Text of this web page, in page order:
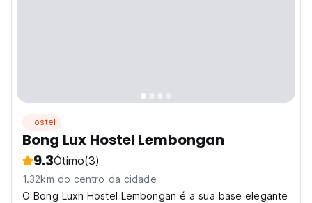
Hostel
Bong Lux Hostel Lembongan
9.3Ótimo(3)
1.32km do centro da cidade
O Bong Luxh Hostel Lembongan é a sua base elegante